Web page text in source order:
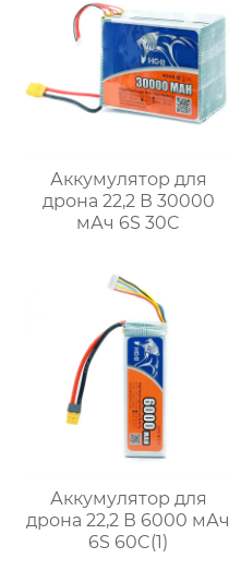
Аккумулятор для
дрона 22,2 В 30000
мАч 6S 30C
Аккумулятор для
дрона 22,2 В 6000 мАч
6S 60C(1)